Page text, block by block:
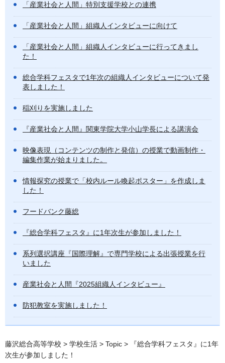
「産業社会と人間」特別支援学校との連携
「産業社会と人間」組織人インタビューに向けて
「産業社会と人間」組織人インタビューに行ってきまし
た！
総合学科フェスタで1年次の組織人インタビューについて発
表しました！
稲刈りを実施しました
『産業社会と人間』関東学院大学小山学長による講演会
映像表現（コンテンツの制作と発信）の授業で動画制作・
編集作業が始まりました。
情報探究の授業で「校内ルール喚起ポスター」を作成しま
した！
フードバンク藤総
『総合学科フェスタ』に1年次生が参加しました！
系列選択講座『国際理解』で専門学校による出張授業を行
いました
産業社会と人間『2025組織人インタビュー』
防犯教室を実施しました！
藤沢総合高等学校 > 学校生活 > Topic > 『総合学科フェスタ』に1年
次生が参加しました！